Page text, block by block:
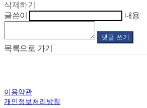
삭제하기
글쓴이
내용
댓글 쓰기
목록으로 가기
이용약관
개인정보처리방침